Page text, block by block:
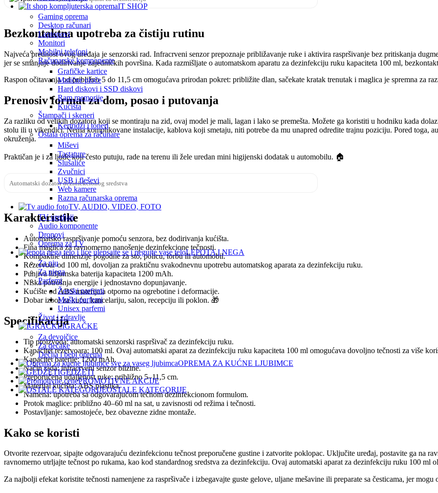
IT SHOP
Gaming oprema
Desktop računari
Laptopovi
Monitori
Mobilni telefoni
Računarske komponente
Grafičke kartice
Matične ploče
Hard diskovi i SSD diskovi
Ram memorije
Kućišta
Štampači i skeneri
Kertridži i toneri
Ostala oprema za računare
Miševi
Tastature
Slušalice
Zvučnici
USB i fleševi
Web kamere
Razna računarska oprema
TV, AUDIO, VIDEO, FOTO
TV uredjaji
Audio komponente
Dronovi
Oprema za TV
LEPOTA I NEGA
Za nju
Za njega
Parfemi
Ženski parfemi
Muški parfemi
Unisex parfemi
Život i zdravlje
IGRAČKE
Za devojčice
Za dečake
Dečija i bebi oprema
OPREMA ZA KUĆNE LJUBIMCE
GEDŽETI
PROMOTIVNE AKCIJE
OSTALE KATEGORIJE
Bezkontaktna upotreba za čistiju rutinu
Najveća prednost ovog uređaja je senzorski rad. Infracrveni senzor prepoznaje približavanje ruke i aktivira raspršivanje bez pritiskanja
jer se smanjuje dodirivanje zajedničkih površina. Kada razmišljate o automatskom aparatu za dezinfekciju ruku kapaciteta 100 ml,
Raspon očitavanja od približno 5 do 11,5 cm omogućava prirodan pokret: približite dlan, sačekate kratak trenutak i maglica je spremna za
Prenosiv format za dom, posao i putovanja
Za razliku od velikih dozatora koji se montiraju na zid, ovaj model je mali, lagan i lako se premešta. Možete ga koristiti u hodniku kada
stolu ili u vikendici. Nema komplikovane instalacije, kablova koji smetaju, niti potrebe da mu unapred odredite trajnu poziciju. Pored toga,
okruženja.
Praktičan je i za ljude koji često putuju, rade na terenu ili žele uredan mini higijenski dodatak u automobilu. 🏠
Automatski dozator dezinfekcionog sredstva
Karakteristike
Automatsko raspršivanje pomoću senzora, bez dodirivanja kućišta.
Fina maglica za ravnomerno nanošenje dezinfekcione tečnosti.
Kompaktne dimenzije pogodne za sto, policu, torbu ili automobil.
Rezervoar od 100 ml, dovoljan za praktičnu svakodnevnu upotrebu automatskog aparata za dezinfekciju ruku.
Punjiva litijumska baterija kapaciteta 1200 mAh.
Niska potrošnja energije i jednostavno dopunjavanje.
Kućište od ABS materijala otporno na ogrebotine i deformacije.
Dobar izbor za kuću, kancelariju, salon, recepciju ili poklon. 🎁
Specifikacija
Tip proizvoda: automatski senzorski raspršivač za dezinfekciju ruku.
Kapacitet rezervoara: 100 ml. Ovaj automatski aparat za dezinfekciju ruku kapaciteta 100 ml omogućava dovoljno tečnosti za više
Kapacitet baterije: 1200 mAh.
Način rada: infracrveni senzor blizine.
Preporučena udaljenost ruke: približno 5–11,5 cm.
Materijal kućišta: ABS plastika.
Namena: upotreba sa odgovarajućom tečnom dezinfekcionom formulom.
Protok maglice: približno 40–60 ml na sat, u zavisnosti od režima i tečnosti.
Postavljanje: samostojeće, bez obavezne zidne montaže.
Kako se koristi
Otvorite rezervoar, sipajte odgovarajuću dezinfekcionu tečnost preporučene gustine i zatvorite poklopac. Uključite uređaj, postavite ga na
ravnomerno utrljajte tečnost po rukama, kao kod standardnog sredstva za dezinfekciju. Ovaj automatski aparat za dezinfekciju ruku 100 ml
Za najbolji efekat koristite tečnosti namenjene za raspršivače i izbegavajte guste gelove, uljane mešavine ili preparate sa česticama, jer